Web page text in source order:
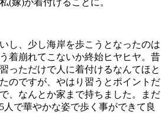
し、少し海岸を歩こうとなったのは
着崩れてこないか終始ヒヤヒヤ。昔
っただけで人に着付けるなんてほと
のですが、やはり習うとポイントだ
、なんとか家まで持ちました。まだ
人で華やかな姿で歩く事ができて良